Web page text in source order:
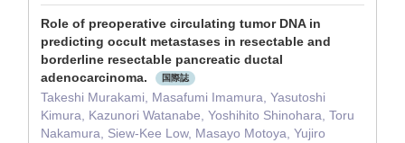
Role of preoperative circulating tumor DNA in
predicting occult metastases in resectable and
borderline resectable pancreatic ductal
adenocarcinoma.
国際誌
Takeshi Murakami, Masafumi Imamura, Yasutoshi
Kimura, Kazunori Watanabe, Yoshihito Shinohara, Toru
Nakamura, Siew-Kee Low, Masayo Motoya, Yujiro